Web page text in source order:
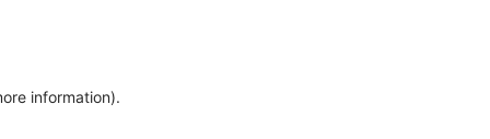
information).